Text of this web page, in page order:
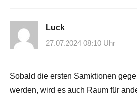
Luck
27.07.2024 08:10 Uhr
Sobald die ersten Samktionen
werden, wird es auch Raum für